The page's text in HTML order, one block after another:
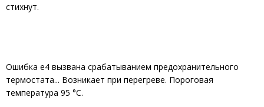
стихнут.
Ошибка е4 вызвана срабатыванием предохранительного
термостата... Возникает при перегреве. Пороговая
температура 95 °С.